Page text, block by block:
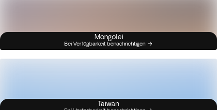
Mongolei
Bei Verfügbarkeit benachrichtigen
Taiwan